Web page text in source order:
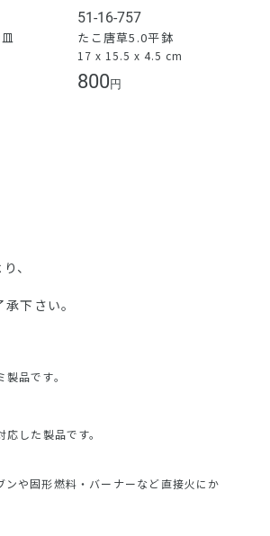
51-16-757
たこ唐草5.0平鉢
17 x 15.5 x 4.5 cm
800 円
、
下さい。
品です。
した製品です。
ンや固形燃料・バーナーなど直接火にか